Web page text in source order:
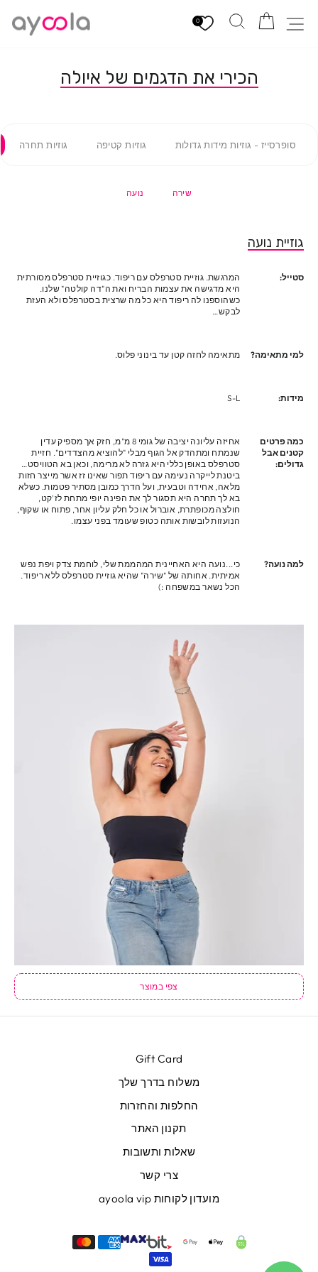
לתוכן
0
חיפוש ניווט באתר
הזמנה
הכירי את הדגמים של איולה
סופרסייז - גוזיות מידות גדולות גוזיות קטיפה גוזיות תחרה
שירה נועה
גוזיית נועה
סטייל:
המרגשת. גוזיית סטרפלס עם ריפוד. כגוזיית סטרפלס מסורתית
היא מדגישה את עצמות הבריח ואת ה"דה קולטה" שלנו.
כשהוספנו לה ריפוד היא כל מה שרצית בסטרפלס ולא העזת
לבקש…
למי מתאימה? מתאימה לחזה קטן עד בינוני פלוס.
מידות: S-L
כמה פרטים
קטנים אבל
גדולים:
אחיזה עליונה יציבה של גומי 8 מ"מ, חזק אך מספיק עדין
שנמתח ומתהדק אל הגוף מבלי "להוציא מהצדדים". חזיית
סטרפלס באופן כללי היא גזרה לא מרימה, וכאן בא הטוויסט…
ביטנת לייקרה נעימה עם ריפוד תפור שאינו זז אשר מייצר חזות
מלאה, אחידה וטבעית, ועל הדרך כמובן מסתיר פטמות. כשלא
בא לך תחרה היא תסגור לך את הפינה יופי מתחת לז'קט,
חולצה מכופתרת, אוברול או כל חלק עליון אחר, פתוח או שקוף,
הנועזות לובשות אותה כטופ שעומד בפני עצמו.
למה נועה?
כי...נועה היא האחיינית המהממת שלי, לוחמת צדק ויפת נפש
אמיתית. אחותה של "שירה" שהיא גוזיית סטרפלס ללא ריפוד.
הכל נשאר במשפחה :)
צפי במוצר
Gift Card
משלוח בדרך שלך
החלפות והחזרות
תקנון האתר
שאלות ותשובות
צרי קשר
מועדון לקוחות ayoola vip